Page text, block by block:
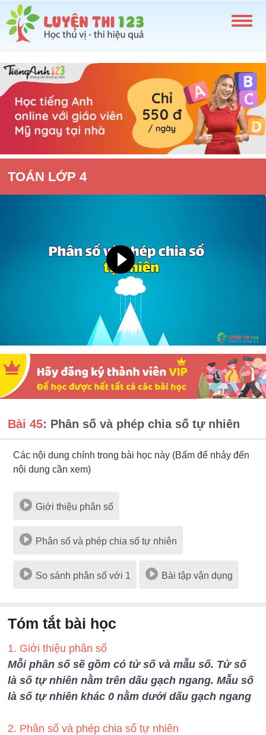
TOÁN LỚP 4
Bài 45: Phân số và phép chia số tự nhiên
Các nội dung chính trong bài học này (Bấm để nhảy đến
nội dung cần xem)
Giới thiệu phân số
Phân số và phép chia số tự nhiên
So sánh phân số với 1 Bài tập vận dụng
Tóm tắt bài học
1. Giới thiệu phân số
Mỗi phân số sẽ gồm có tử số và mẫu số. Tử số
là số tự nhiên nằm trên dấu gạch ngang. Mẫu số
là số tự nhiên khác 0 nằm dưới dấu gạch ngang
2. Phân số và phép chia số tự nhiên